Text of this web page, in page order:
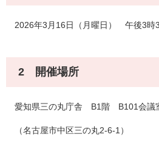
2026年3月16日（月曜日） 午後3時
2 開催場所
愛知県三の丸庁舎 B1階 B101会議
（名古屋市中区三の丸2-6-1）